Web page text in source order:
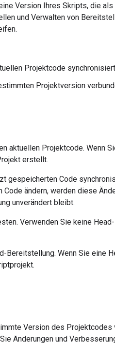
Version Ihres Skripts, die
und Verwalten von
Projektcode
Projektversion
aktuellen Projektcode. Wenn
erstellt.
gespeicherten Code
Code ändern, werden diese
unverändert bleibt.
Verwenden Sie keine
Bereitstellung. Wenn Sie eine
Version des Projektcodes
Änderungen und